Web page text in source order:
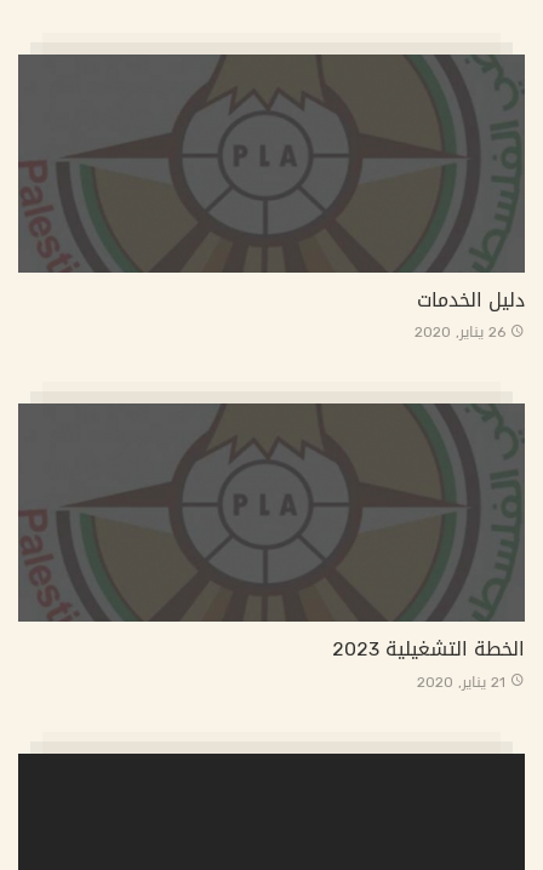
دليل الخدمات
26 يناير, 2020
الخطة التشغيلية 2023
21 يناير, 2020